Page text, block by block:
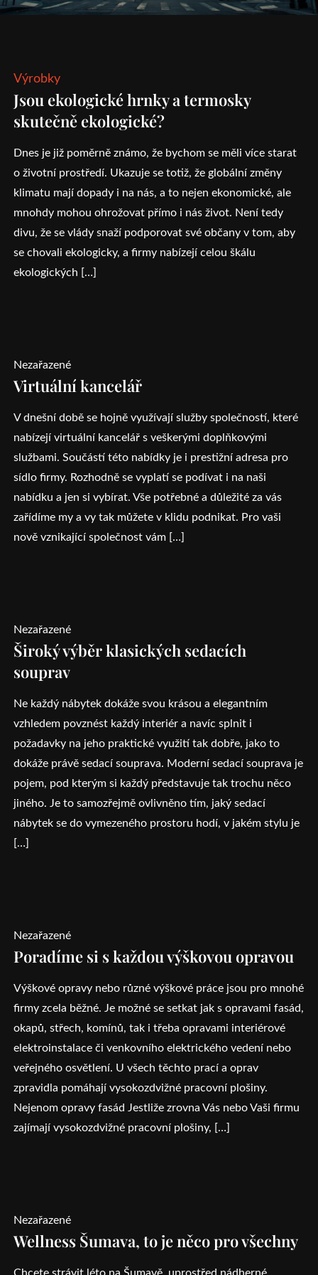
Výrobky
Jsou ekologické hrnky a termosky
skutečně ekologické?
Dnes je již poměrně známo, že bychom se měli více starat
o životní prostředí. Ukazuje se totiž, že globální změny
klimatu mají dopady i na nás, a to nejen ekonomické, ale
mnohdy mohou ohrožovat přímo i nás život. Není tedy
divu, že se vlády snaží podporovat své občany v tom, aby
se chovali ekologicky, a firmy nabízejí celou škálu
ekologických […]
Nezařazené
Virtuální kancelář
V dnešní době se hojně využívají služby společností, které
nabízejí virtuální kancelář s veškerými doplňkovými
službami. Součástí této nabídky je i prestižní adresa pro
sídlo firmy. Rozhodně se vyplatí se podívat i na naši
nabídku a jen si vybírat. Vše potřebné a důležité za vás
zařídíme my a vy tak můžete v klidu podnikat. Pro vaši
nově vznikající společnost vám […]
Nezařazené
Široký výběr klasických sedacích
souprav
Ne každý nábytek dokáže svou krásou a elegantním
vzhledem povznést každý interiér a navíc splnit i
požadavky na jeho praktické využití tak dobře, jako to
dokáže právě sedací souprava. Moderní sedací souprava je
pojem, pod kterým si každý představuje tak trochu něco
jiného. Je to samozřejmě ovlivněno tím, jaký sedací
nábytek se do vymezeného prostoru hodí, v jakém stylu je
[…]
Nezařazené
Poradíme si s každou výškovou opravou
Výškové opravy nebo různé výškové práce jsou pro mnohé
firmy zcela běžné. Je možné se setkat jak s opravami fasád,
okapů, střech, komínů, tak i třeba opravami interiérové
elektroinstalace či venkovního elektrického vedení nebo
veřejného osvětlení. U všech těchto prací a oprav
zpravidla pomáhají vysokozdvižné pracovní plošiny.
Nejenom opravy fasád Jestliže zrovna Vás nebo Vaši firmu
zajímají vysokozdvižné pracovní plošiny, […]
Nezařazené
Wellness Šumava, to je něco pro všechny